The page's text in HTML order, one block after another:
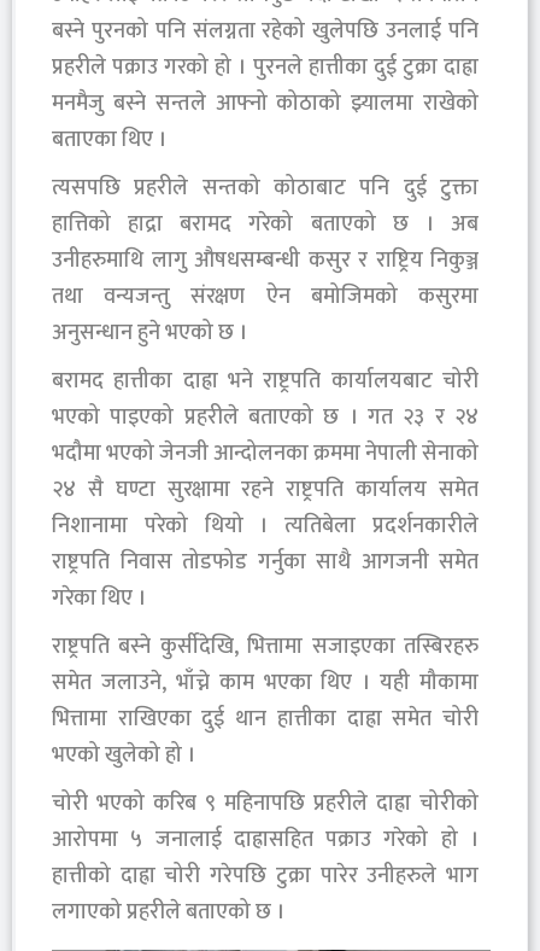
बस्ने पुरनको पनि संलग्नता रहेको खुलेपछि उनलाई पनि
प्रहरीले पक्राउ गरको हो । पुरनले हात्तीका दुई टुक्रा दाह्रा
मनमैजु बस्ने सन्तले आफ्नो कोठाको झ्यालमा राखेको
बताएका थिए ।
त्यसपछि प्रहरीले सन्तको कोठाबाट पनि दुई टुक्ता
हात्तिको हाद्रा बरामद गरेको बताएको छ । अब
उनीहरुमाथि लागु औषधसम्बन्धी कसुर र राष्ट्रिय निकुञ्ज
तथा वन्यजन्तु संरक्षण ऐन बमोजिमको कसुरमा
अनुसन्धान हुने भएको छ ।
बरामद हात्तीका दाह्रा भने राष्ट्रपति कार्यालयबाट चोरी
भएको पाइएको प्रहरीले बताएको छ । गत २३ र २४
भदौमा भएको जेनजी आन्दोलनका क्रममा नेपाली सेनाको
२४ सै घण्टा सुरक्षामा रहने राष्ट्रपति कार्यालय समेत
निशानामा परेको थियो । त्यतिबेला प्रदर्शनकारीले
राष्ट्रपति निवास तोडफोड गर्नुका साथै आगजनी समेत
गरेका थिए ।
राष्ट्रपति बस्ने कुर्सीदेखि, भित्तामा सजाइएका तस्बिरहरु
समेत जलाउने, भाँच्ने काम भएका थिए । यही मौकामा
भित्तामा राखिएका दुई थान हात्तीका दाह्रा समेत चोरी
भएको खुलेको हो ।
चोरी भएको करिब ९ महिनापछि प्रहरीले दाह्रा चोरीको
आरोपमा ५ जनालाई दाह्रासहित पक्राउ गरेको हो ।
हात्तीको दाह्रा चोरी गरेपछि टुक्रा पारेर उनीहरुले भाग
लगाएको प्रहरीले बताएको छ ।